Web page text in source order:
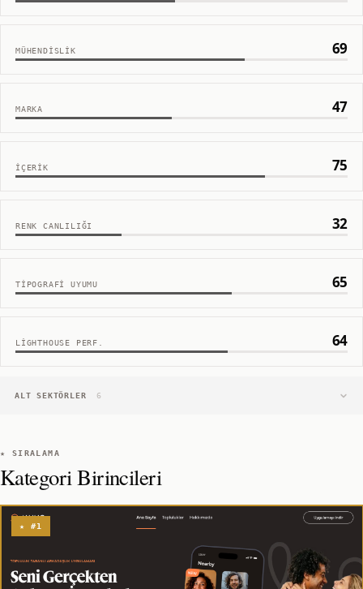
MÜHENDISLIK 69
MARKA 47
İÇERIK 75
RENK CANLILIĞI 32
TIPOGRAFI UYUMU 65
LIGHTHOUSE PERF. 64
ALT SEKTÖRLER 6
★ SIRALAMA
Kategori Birincileri
★ #1